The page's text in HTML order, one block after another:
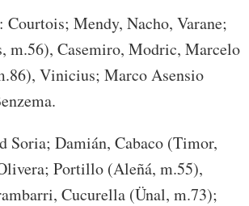
Mendy, Nacho, Varane;
m.56), Casemiro, Modric, Marcelo
Vinicius; Marco Asensio
Soria; Damián, Cabaco (Timor,
Portillo (Aleñá, m.55),
Cucurella (Ünal, m.73);